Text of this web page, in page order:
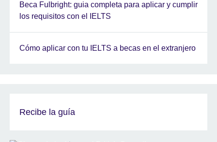
Beca Fulbright: guia completa para aplicar y cumplir
los requisitos con el IELTS
Cómo aplicar con tu IELTS a becas en el extranjero
Recibe la guía